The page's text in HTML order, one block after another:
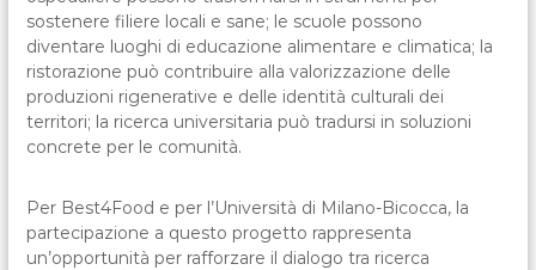
sostenere filiere locali e sane; le scuole possono
diventare luoghi di educazione alimentare e climatica; la
ristorazione può contribuire alla valorizzazione delle
produzioni rigenerative e delle identità culturali dei
territori; la ricerca universitaria può tradursi in soluzioni
concrete per le comunità.
Per Best4Food e per l’Università di Milano-Bicocca, la
partecipazione a questo progetto rappresenta
un’opportunità per rafforzare il dialogo tra ricerca